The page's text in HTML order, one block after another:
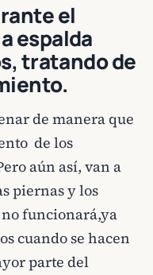
el
espalda
tratando de
de manera que
de los
aún así, van a
piernas y los
no funcionará,ya
cuando se hacen
parte del